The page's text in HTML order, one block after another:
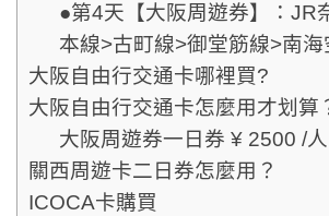
●第4天【大阪周遊券】：JR
本線>古町線>御堂筋線>南海
大阪自由行交通卡哪裡買?
大阪自由行交通卡怎麼用才划算
大阪周遊券一日券 ¥ 2500 /人
關西周遊卡二日券怎麼用？
ICOCA卡購買